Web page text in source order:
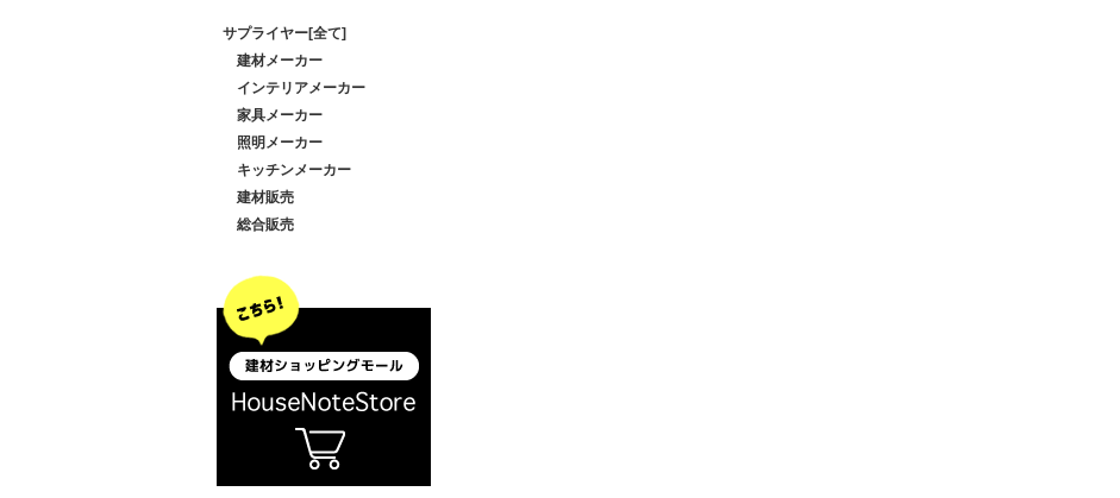
サプライヤー[全て]
建材メーカー
インテリアメーカー
家具メーカー
照明メーカー
キッチンメーカー
建材販売
総合販売